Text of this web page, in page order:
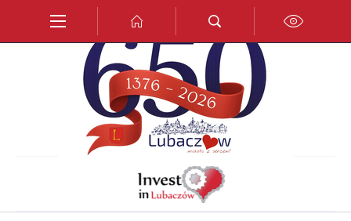
Przejdź do menu.
Przejdź do wyszukiwarki.
Przejdź do treści.
Przejdź do ustawień wielkości czcionki.
Włącz wersję kontrastową strony.